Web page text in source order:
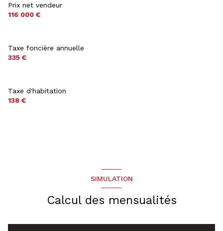
Prix net vendeur
116 000 €
Taxe foncière annuelle
335 €
Taxe d'habitation
138 €
SIMULATION
Calcul des mensualités